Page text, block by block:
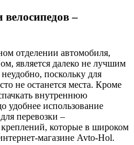
–
отделении автомобиля,
является далеко не лучшим
поскольку для
не останется места. Кроме
внутреннюю
удобнее использование
перевозки –
которые в широком
магазине Avto-Hol.